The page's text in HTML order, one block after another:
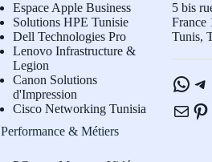
Espace Apple Business
Solutions HPE Tunisie
Dell Technologies Pro
Lenovo Infrastructure &
Legion
Canon Solutions
d'Impression
Cisco Networking Tunisia
Performance & Métiers
5 bis
France
Tunis,
E-mail